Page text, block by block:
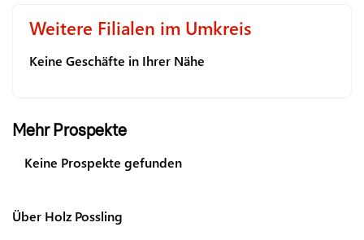
Weitere Filialen im Umkreis
Keine Geschäfte in Ihrer Nähe
Mehr Prospekte
Keine Prospekte gefunden
Über Holz Possling